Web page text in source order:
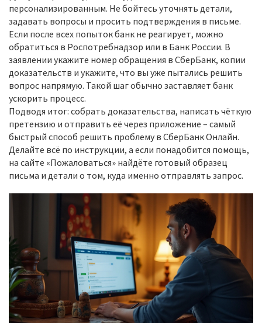
персонализированным. Не бойтесь уточнять детали,
задавать вопросы и просить подтверждения в письме.
Если после всех попыток банк не реагирует, можно
обратиться в Роспотребнадзор или в Банк России. В
заявлении укажите номер обращения в СберБанк, копии
доказательств и укажите, что вы уже пытались решить
вопрос напрямую. Такой шаг обычно заставляет банк
ускорить процесс.
Подводя итог: собрать доказательства, написать чёткую
претензию и отправить её через приложение – самый
быстрый способ решить проблему в СберБанк Онлайн.
Делайте всё по инструкции, а если понадобится помощь,
на сайте «Пожаловаться» найдёте готовый образец
письма и детали о том, куда именно отправлять запрос.